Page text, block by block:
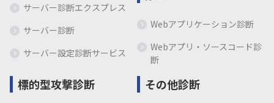
サーバー診断エクスプレス
サーバー診断
サーバー設定診断サービス
Webアプリケーション診断
Webアプリ・ソースコード診
断
標的型攻撃診断 その他診断